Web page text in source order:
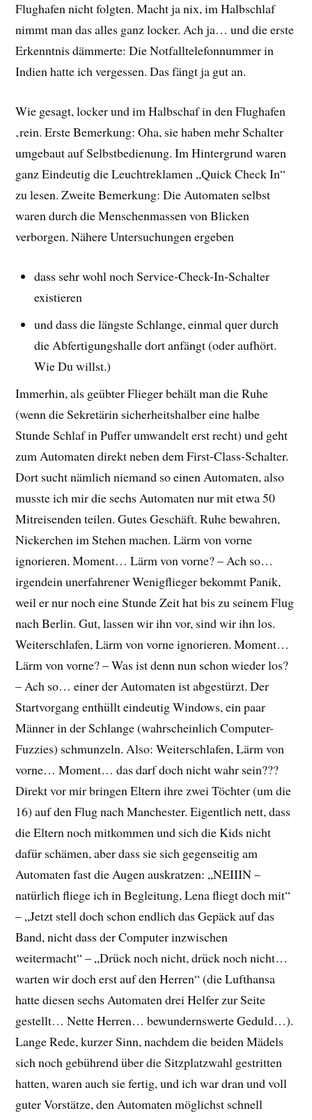
Flughafen nicht folgten. Macht ja nix, im Halbschlaf
nimmt man das alles ganz locker. Ach ja… und die erste
Erkenntnis dämmerte: Die Notfalltelefonnummer in
Indien hatte ich vergessen. Das fängt ja gut an.
Wie gesagt, locker und im Halbschaf in den Flughafen
‚rein. Erste Bemerkung: Oha, sie haben mehr Schalter
umgebaut auf Selbstbedienung. Im Hintergrund waren
ganz Eindeutig die Leuchtreklamen „Quick Check In“
zu lesen. Zweite Bemerkung: Die Automaten selbst
waren durch die Menschenmassen von Blicken
verborgen. Nähere Untersuchungen ergeben
dass sehr wohl noch Service-Check-In-Schalter
existieren
und dass die längste Schlange, einmal quer durch
die Abfertigungshalle dort anfängt (oder aufhört.
Wie Du willst.)
Immerhin, als geübter Flieger behält man die Ruhe
(wenn die Sekretärin sicherheitshalber eine halbe
Stunde Schlaf in Puffer umwandelt erst recht) und geht
zum Automaten direkt neben dem First-Class-Schalter.
Dort sucht nämlich niemand so einen Automaten, also
musste ich mir die sechs Automaten nur mit etwa 50
Mitreisenden teilen. Gutes Geschäft. Ruhe bewahren,
Nickerchen im Stehen machen. Lärm von vorne
ignorieren. Moment… Lärm von vorne? – Ach so…
irgendein unerfahrener Wenigflieger bekommt Panik,
weil er nur noch eine Stunde Zeit hat bis zu seinem Flug
nach Berlin. Gut, lassen wir ihn vor, sind wir ihn los.
Weiterschlafen, Lärm von vorne ignorieren. Moment…
Lärm von vorne? – Was ist denn nun schon wieder los?
– Ach so… einer der Automaten ist abgestürzt. Der
Startvorgang enthüllt eindeutig Windows, ein paar
Männer in der Schlange (wahrscheinlich Computer-
Fuzzies) schmunzeln. Also: Weiterschlafen, Lärm von
vorne… Moment… das darf doch nicht wahr sein???
Direkt vor mir bringen Eltern ihre zwei Töchter (um die
16) auf den Flug nach Manchester. Eigentlich nett, dass
die Eltern noch mitkommen und sich die Kids nicht
dafür schämen, aber dass sie sich gegenseitig am
Automaten fast die Augen auskratzen: „NEIIIN –
natürlich fliege ich in Begleitung, Lena fliegt doch mit“
– „Jetzt stell doch schon endlich das Gepäck auf das
Band, nicht dass der Computer inzwischen
weitermacht“ – „Drück noch nicht, drück noch nicht…
warten wir doch erst auf den Herren“ (die Lufthansa
hatte diesen sechs Automaten drei Helfer zur Seite
gestellt… Nette Herren… bewundernswerte Geduld…).
Lange Rede, kurzer Sinn, nachdem die beiden Mädels
sich noch gebührend über die Sitzplatzwahl gestritten
hatten, waren auch sie fertig, und ich war dran und voll
guter Vorstätze, den Automaten möglichst schnell